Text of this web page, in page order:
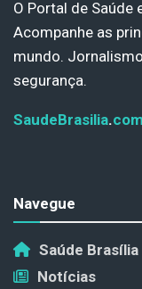
O Portal de Saúde
Acompanhe as
mundo.
segurança.
SaudeBrasilia.com
Navegue
Saúde Brasília
Notícias